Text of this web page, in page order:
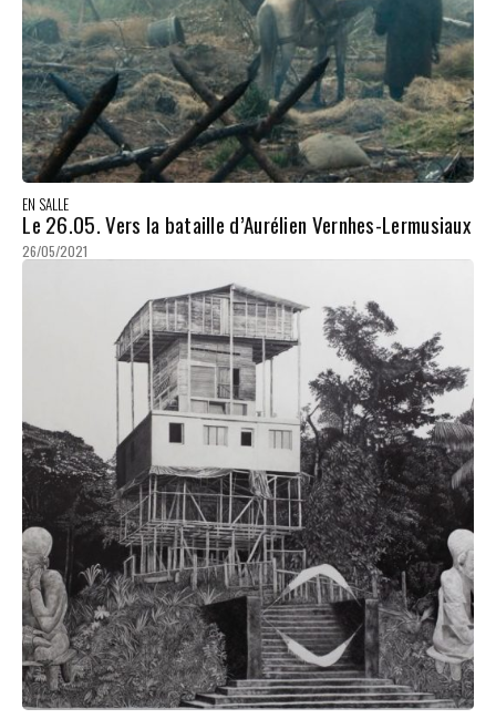
EN SALLE
Le 26.05. Vers la bataille d’Aurélien Vernhes-Lermusiaux
26/05/2021